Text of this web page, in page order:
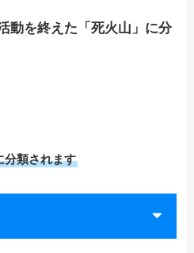
動を終えた「死火山」に分
分類されます